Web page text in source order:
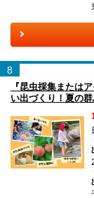
8
『昆虫採集または
い出づくり！夏の